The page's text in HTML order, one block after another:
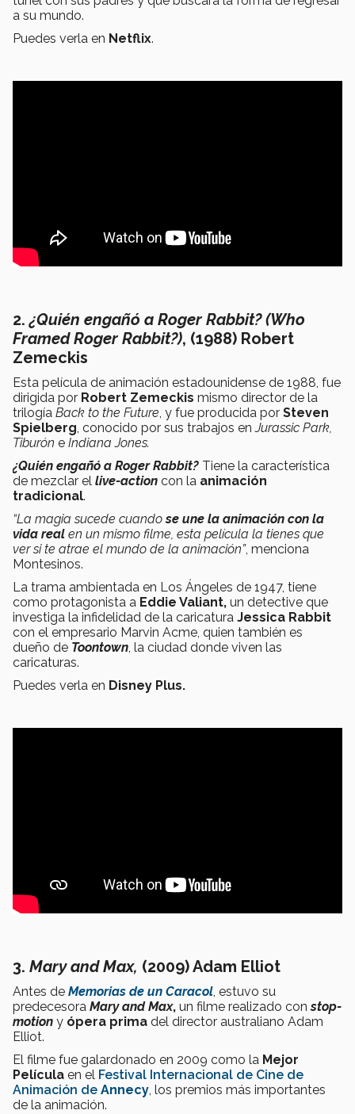
a su mundo.
Puedes verla en Netflix.
2.¿Quién engañó a Roger Rabbit? (Who
Framed Roger Rabbit?), (1988) Robert
Zemeckis
Esta película de animación estadounidense de 1988, fue
dirigida por Robert Zemeckis mismo director de la
trilogía Back to the Future, y fue producida por Steven
Spielberg, conocido por sus trabajos enJurassic Park,
Tiburón e Indiana Jones.
¿Quién engañó a Roger Rabbit? Tiene la característica
de mezclar el live-action con la animación
tradicional.
“La magia sucede cuandose une la animación con la
vida real en un mismo filme, esta película la tienes que
ver si te atrae el mundo de la animación”, menciona
Montesinos.
La trama ambientada en Los Ángeles de 1947, tiene
como protagonista a Eddie Valiant, un detective que
investiga la infidelidad de la caricatura Jessica Rabbit
con el empresario Marvin Acme, quien también es
dueño de Toontown, la ciudad donde viven las
caricaturas.
Puedes verla en Disney Plus.
3. Mary and Max, (2009) Adam Elliot
Antes de Memorias de un Caracol, estuvo su
predecesora Mary and Max, un filme realizado constop-
motion y ópera prima del director australiano Adam
Elliot.
El filme fue galardonado en 2009 como la Mejor
Película en el Festival Internacional de Cine de
Animación de Annecy, los premios más importantes
de la animación.